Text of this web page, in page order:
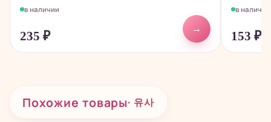
в наличии
235 ₽
→
в наличии
153₽
Похожие товары· 유사